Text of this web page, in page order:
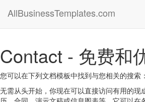
AllBusinessTemplates.com
Contact - 免费和
您可以在下列文档模板中找到与您相关的搜索
无需从头开始，你现在可以直接访问有用的现